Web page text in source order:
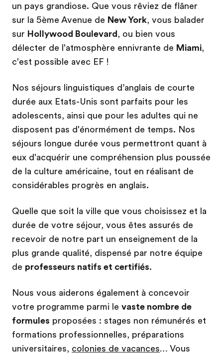
un pays grandiose. Que vous rêviez de flâner
sur la 5ème Avenue de New York, vous balader
sur Hollywood Boulevard, ou bien vous
délecter de l'atmosphère ennivrante de Miami,
c'est possible avec EF !
Nos séjours linguistiques d’anglais de courte
durée aux Etats-Unis sont parfaits pour les
adolescents, ainsi que pour les adultes qui ne
disposent pas d'énormément de temps. Nos
séjours longue durée vous permettront quant à
eux d'acquérir une compréhension plus poussée
de la culture américaine, tout en réalisant de
considérables progrès en anglais.
Quelle que soit la ville que vous choisissez et la
durée de votre séjour, vous êtes assurés de
recevoir de notre part un enseignement de la
plus grande qualité, dispensé par notre équipe
de professeurs natifs et certifiés.
Nous vous aiderons également à concevoir
votre programme parmi le vaste nombre de
formules proposées : stages non rémunérés et
formations professionnelles, préparations
universitaires, colonies de vacances… Vous